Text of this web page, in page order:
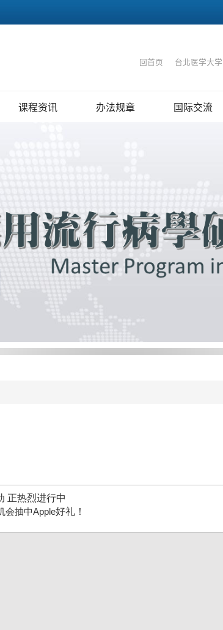
回首页
台北医学大学
课程资讯 办法规章 国际交流
正热烈进行中
会抽中Apple好礼！